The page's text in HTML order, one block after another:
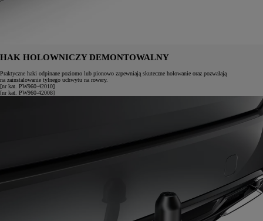
HAK HOLOWNICZY DEMONTOWALNY
Praktyczne haki odpinane poziomo lub pionowo zapewniają skuteczne holowanie oraz pozwalają
na zainstalowanie tylnego uchwytu na rowery.
[nr kat. PW960-42010]
[nr kat. PW960-42008]